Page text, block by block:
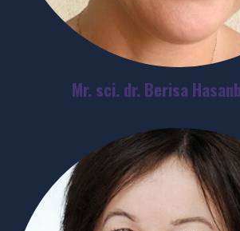
Mr. sci. dr. Berisa